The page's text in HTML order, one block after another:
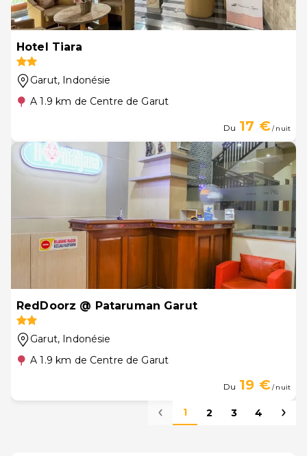
Hotel Tiara
Garut, Indonésie
A 1.9 km de Centre de Garut
Du 17 €/ nuit
RedDoorz @ Pataruman Garut
Garut, Indonésie
A 1.9 km de Centre de Garut
Du 19 €/ nuit
1 2 3 4